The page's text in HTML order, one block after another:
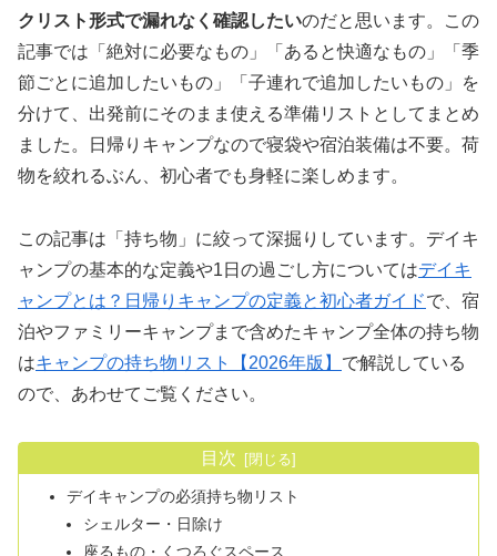
クリスト形式で漏れなく確認したいのだと思います。この
記事では「絶対に必要なもの」「あると快適なもの」「季
節ごとに追加したいもの」「子連れで追加したいもの」を
分けて、出発前にそのまま使える準備リストとしてまとめ
ました。日帰りキャンプなので寝袋や宿泊装備は不要。荷
物を絞れるぶん、初心者でも身軽に楽しめます。
この記事は「持ち物」に絞って深掘りしています。デイキ
ャンプの基本的な定義や1日の過ごし方についてはデイキ
ャンプとは？日帰りキャンプの定義と初心者ガイドで、宿
泊やファミリーキャンプまで含めたキャンプ全体の持ち物
はキャンプの持ち物リスト【2026年版】 で解説している
ので、あわせてご覧ください。
目次
デイキャンプの必須持ち物リスト
シェルター・日除け
座るもの・くつろぐスペース